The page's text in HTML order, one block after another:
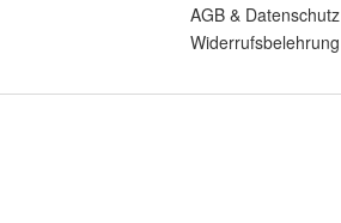
AGB & Datenschutz
Widerrufsbelehrung